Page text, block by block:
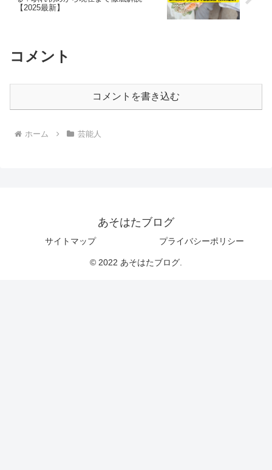
【2025最新】
コメント
コメントを書き込む
ホーム 芸能人
あそはたブログ
サイトマップ プライバシーポリシー
© 2022 あそはたブログ.